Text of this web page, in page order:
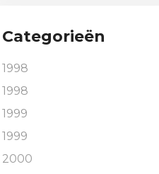
Categorieën
1998
1998
1999
1999
2000